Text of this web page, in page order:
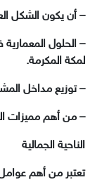
– أن يكون الشكل
– الحلول
لمكة المكرمة.
– توزيع مداخل
– من أهم مميزات
الناحية الجمالية
تعتبر من أهم